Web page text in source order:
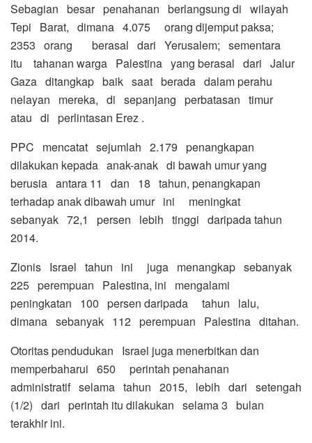
Sebagian besar penahanan berlangsung di wilayah
Tepi Barat, dimana 4.075 orang dijemput paksa;
2353 orang berasal dari Yerusalem; sementara
itu tahanan warga Palestina yang berasal dari Jalur
Gaza ditangkap baik saat berada dalam perahu
nelayan mereka, di sepanjang perbatasan timur
atau di perlintasan Erez .
PPC mencatat sejumlah 2.179 penangkapan
dilakukan kepada anak-anak di bawah umur yang
berusia antara 11 dan 18 tahun, penangkapan
terhadap anak dibawah umur ini meningkat
sebanyak 72,1 persen lebih tinggi daripada tahun
2014.
Zionis Israel tahun ini juga menangkap sebanyak
225 perempuan Palestina, ini mengalami
peningkatan 100 persen daripada tahun lalu,
dimana sebanyak 112 perempuan Palestina ditahan.
Otoritas pendudukan Israel juga menerbitkan dan
memperbaharui 650 perintah penahanan
administratif selama tahun 2015, lebih dari setengah
(1/2) dari perintah itu dilakukan selama 3 bulan
terakhir ini.